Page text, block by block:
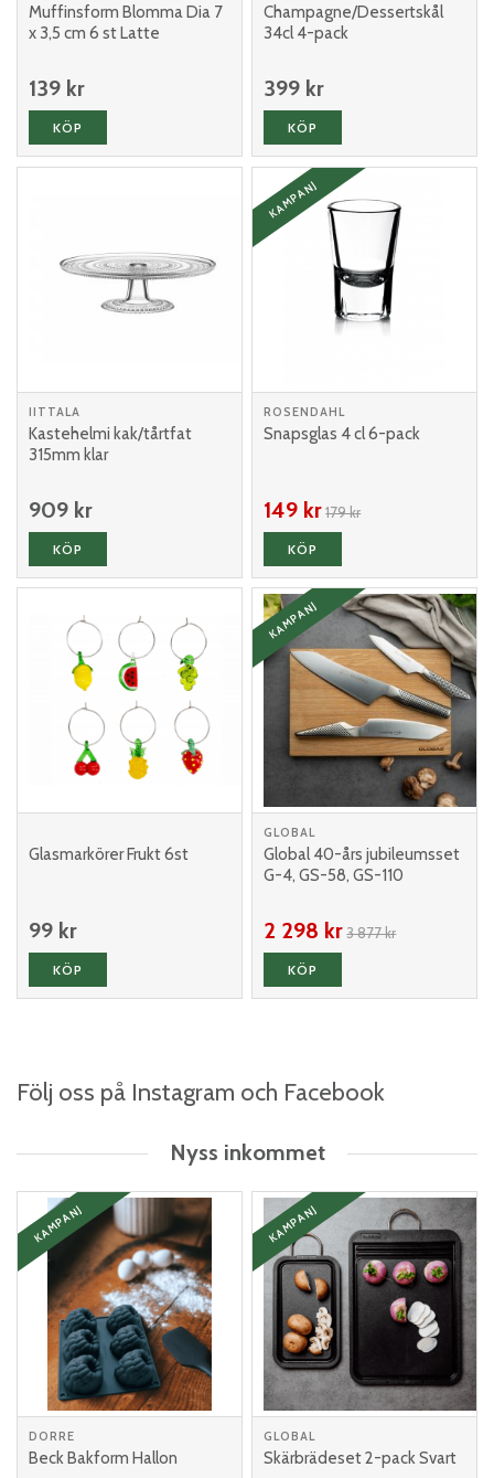
Muffinsform Blomma Dia 7
x 3,5 cm 6 st Latte
139 kr
KÖP
Champagne/Dessertskål
34cl 4-pack
399 kr
KÖP
IITTALA
Kastehelmi kak/tårtfat
315mm klar
909 kr
KÖP
ROSENDAHL
Snapsglas 4 cl 6-pack
KAMPANJ
149 kr 179 kr
KÖP
Glasmarkörer Frukt 6st
99 kr
KÖP
GLOBAL
Global 40-års jubileumsset
G-4, GS-58, GS-110
KAMPANJ
2 298 kr 3 877 kr
KÖP
Följ oss på Instagram och Facebook
Nyss inkommet
DORRE
Beck Bakform Hallon
KAMPANJ
GLOBAL
Skärbrädeset 2-pack Svart
KAMPANJ